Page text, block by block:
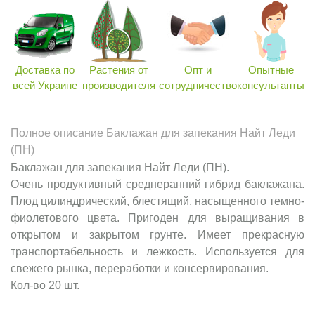
Доставка по
всей Украине
Растения от
производителя
Опт и
сотрудничество
Опытные
консультанты
Полное описание Баклажан для запекания Найт Леди
(ПН)
Баклажан для запекания Найт Леди (ПН).
Очень продуктивный среднеранний гибрид баклажана.
Плод цилиндрический, блестящий, насыщенного темно-
фиолетового цвета. Пригоден для выращивания в
открытом и закрытом грунте. Имеет прекрасную
транспортабельность и лежкость. Используется для
свежего рынка, переработки и консервирования.
Кол-во 20 шт.